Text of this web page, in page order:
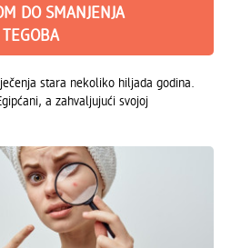
DO SMANJENJA
stara nekoliko hiljada godina.
a zahvaljujući svojoj